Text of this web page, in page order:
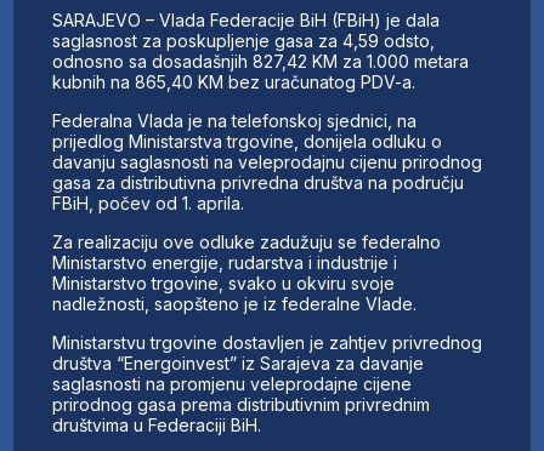
SARAJEVO – Vlada Federacije BiH (FBiH) je dala
saglasnost za poskupljenje gasa za 4,59 odsto,
odnosno sa dosadašnjih 827,42 KM za 1.000 metara
kubnih na 865,40 KM bez uračunatog PDV-a.
Federalna Vlada je na telefonskoj sjednici, na
prijedlog Ministarstva trgovine, donijela odluku o
davanju saglasnosti na veleprodajnu cijenu prirodnog
gasa za distributivna privredna društva na području
FBiH, počev od 1. aprila.
Za realizaciju ove odluke zadužuju se federalno
Ministarstvo energije, rudarstva i industrije i
Ministarstvo trgovine, svako u okviru svoje
nadležnosti, saopšteno je iz federalne Vlade.
Ministarstvu trgovine dostavljen je zahtjev privrednog
društva “Energoinvest” iz Sarajeva za davanje
saglasnosti na promjenu veleprodajne cijene
prirodnog gasa prema distributivnim privrednim
društvima u Federaciji BiH.